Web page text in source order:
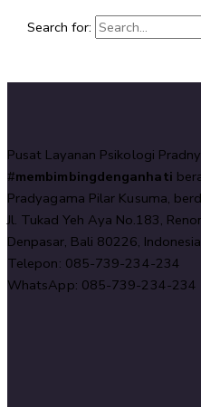
Search for:
Pusat Layanan Psikologi
#membimbingdenganhati
Pradyagama Pilar Kusuma,
Jl. Tukad Yeh Aya No.183,
Denpasar, Bali 80226, Indonesia
Telepon: 085-739-234-234
WhatsApp: 085-739-234-234